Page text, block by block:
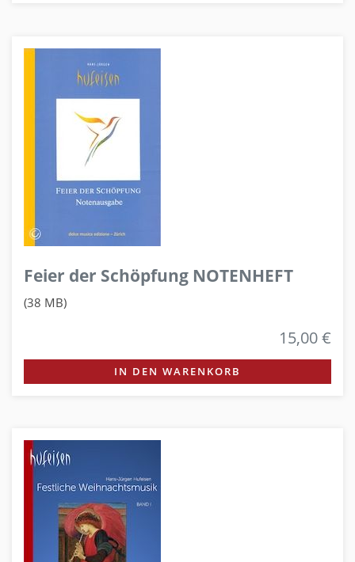
Feier der Schöpfung NOTENHEFT
(38 MB)
15,00 €
IN DEN WARENKORB